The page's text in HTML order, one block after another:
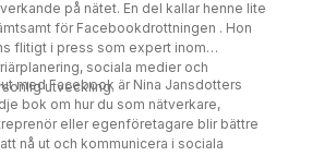
på nätet. En del kallar henne lite
för Facebookdrottningen . Hon
flitigt i press som expert inom
sociala medier och
utveckling.
med Facebook är Nina Jansdotters
bok om hur du som nätverkare,
eller egenföretagare blir bättre
nå ut och kommunicera i sociala